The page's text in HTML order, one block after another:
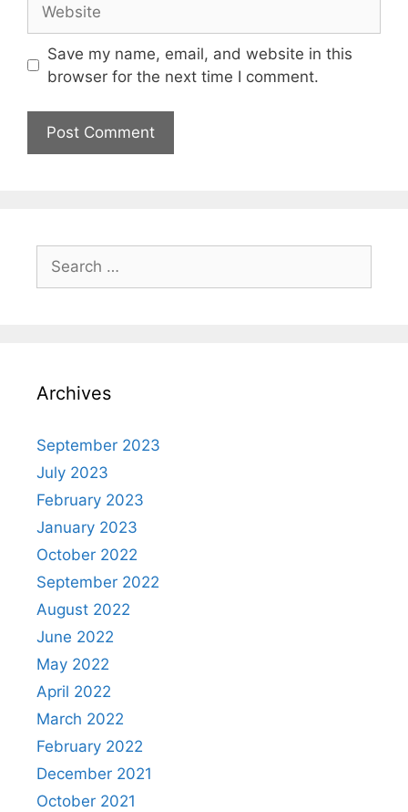
Save my name, email, and website in this
browser for the next time I comment.
Archives
September 2023
July 2023
February 2023
January 2023
October 2022
September 2022
August 2022
June 2022
May 2022
April 2022
March 2022
February 2022
December 2021
October 2021